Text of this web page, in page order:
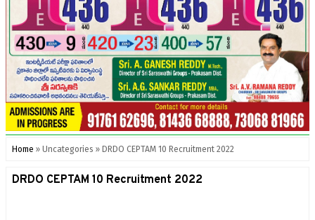
Home » Uncategories » DRDO CEPTAM 10 Recruitment 2022
DRDO CEPTAM 10 Recruitment 2022